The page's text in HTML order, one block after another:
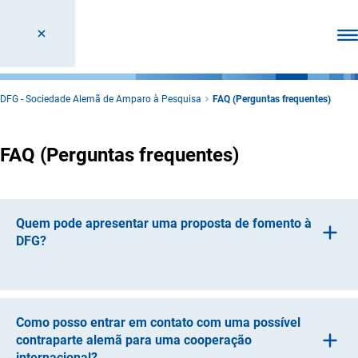
DFG - Sociedade Alemã de Amparo à Pesquisa FAQ (Perguntas frequentes)
FAQ (Perguntas frequentes)
Quem pode apresentar uma proposta de fomento à
DFG?
universidade ou instituição científica alemã, independente
de sua nacionalidade.
Como posso entrar em contato com uma possível
contraparte alemã para uma cooperação